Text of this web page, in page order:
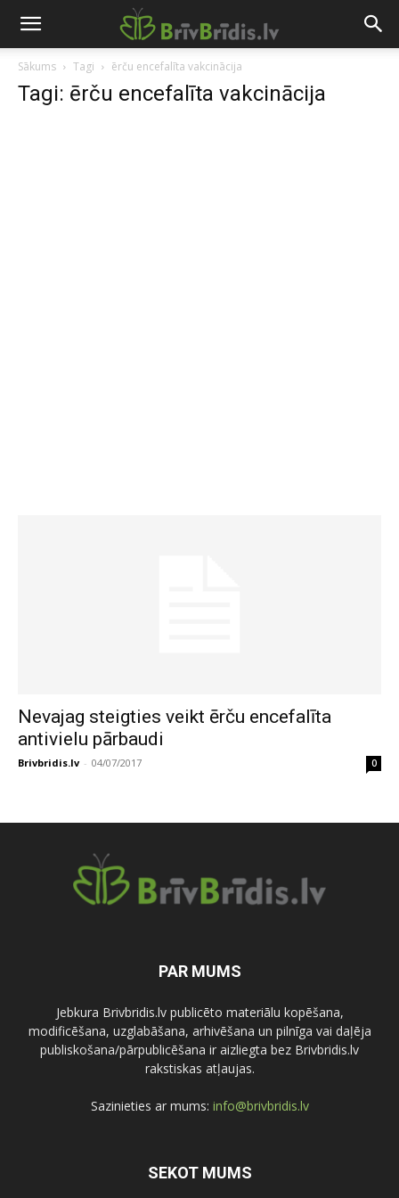
Sākums Tagi ērču encefalīta vakcinācija
Tagi: ērču encefalīta vakcinācija
Nevajag steigties veikt ērču encefalīta
antivielu pārbaudi
Brivbridis.lv - 04/07/2017 0
PAR MUMS
Jebkura Brivbridis.lv publicēto materiālu kopēšana,
modificēšana, uzglabāšana, arhivēšana un pilnīga vai daļēja
publiskošana/pārpublicēšana ir aizliegta bez Brivbridis.lv
rakstiskas atļaujas.
Sazinieties ar mums: info@brivbridis.lv
SEKOT MUMS